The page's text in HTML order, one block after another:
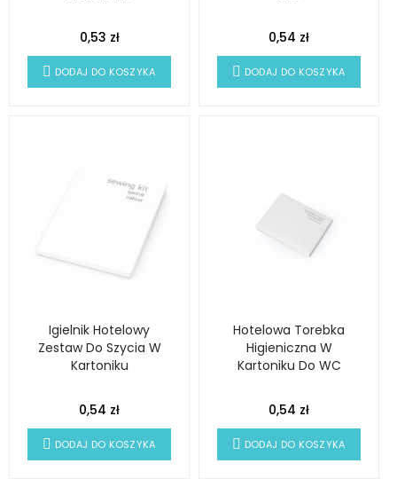
0,53 zł
DODAJ DO KOSZYKA
0,54 zł
DODAJ DO KOSZYKA
Igielnik Hotelowy
Zestaw Do Szycia W
Kartoniku
0,54 zł
DODAJ DO KOSZYKA
Hotelowa Torebka
Higieniczna W
Kartoniku Do WC
0,54 zł
DODAJ DO KOSZYKA